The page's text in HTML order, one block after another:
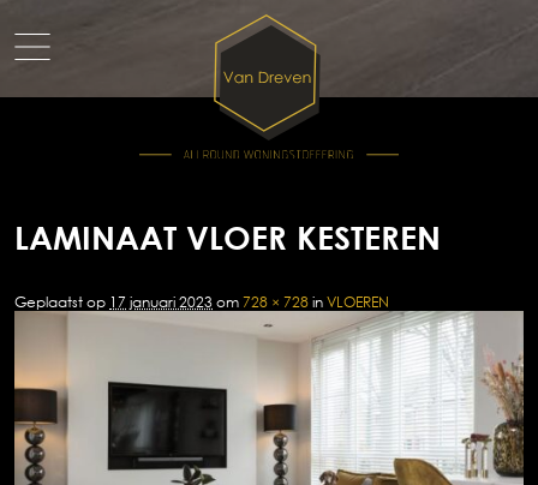
LAMINAAT VLOER KESTEREN
Geplaatst op 17 januari 2023 om 728 × 728 in VLOEREN